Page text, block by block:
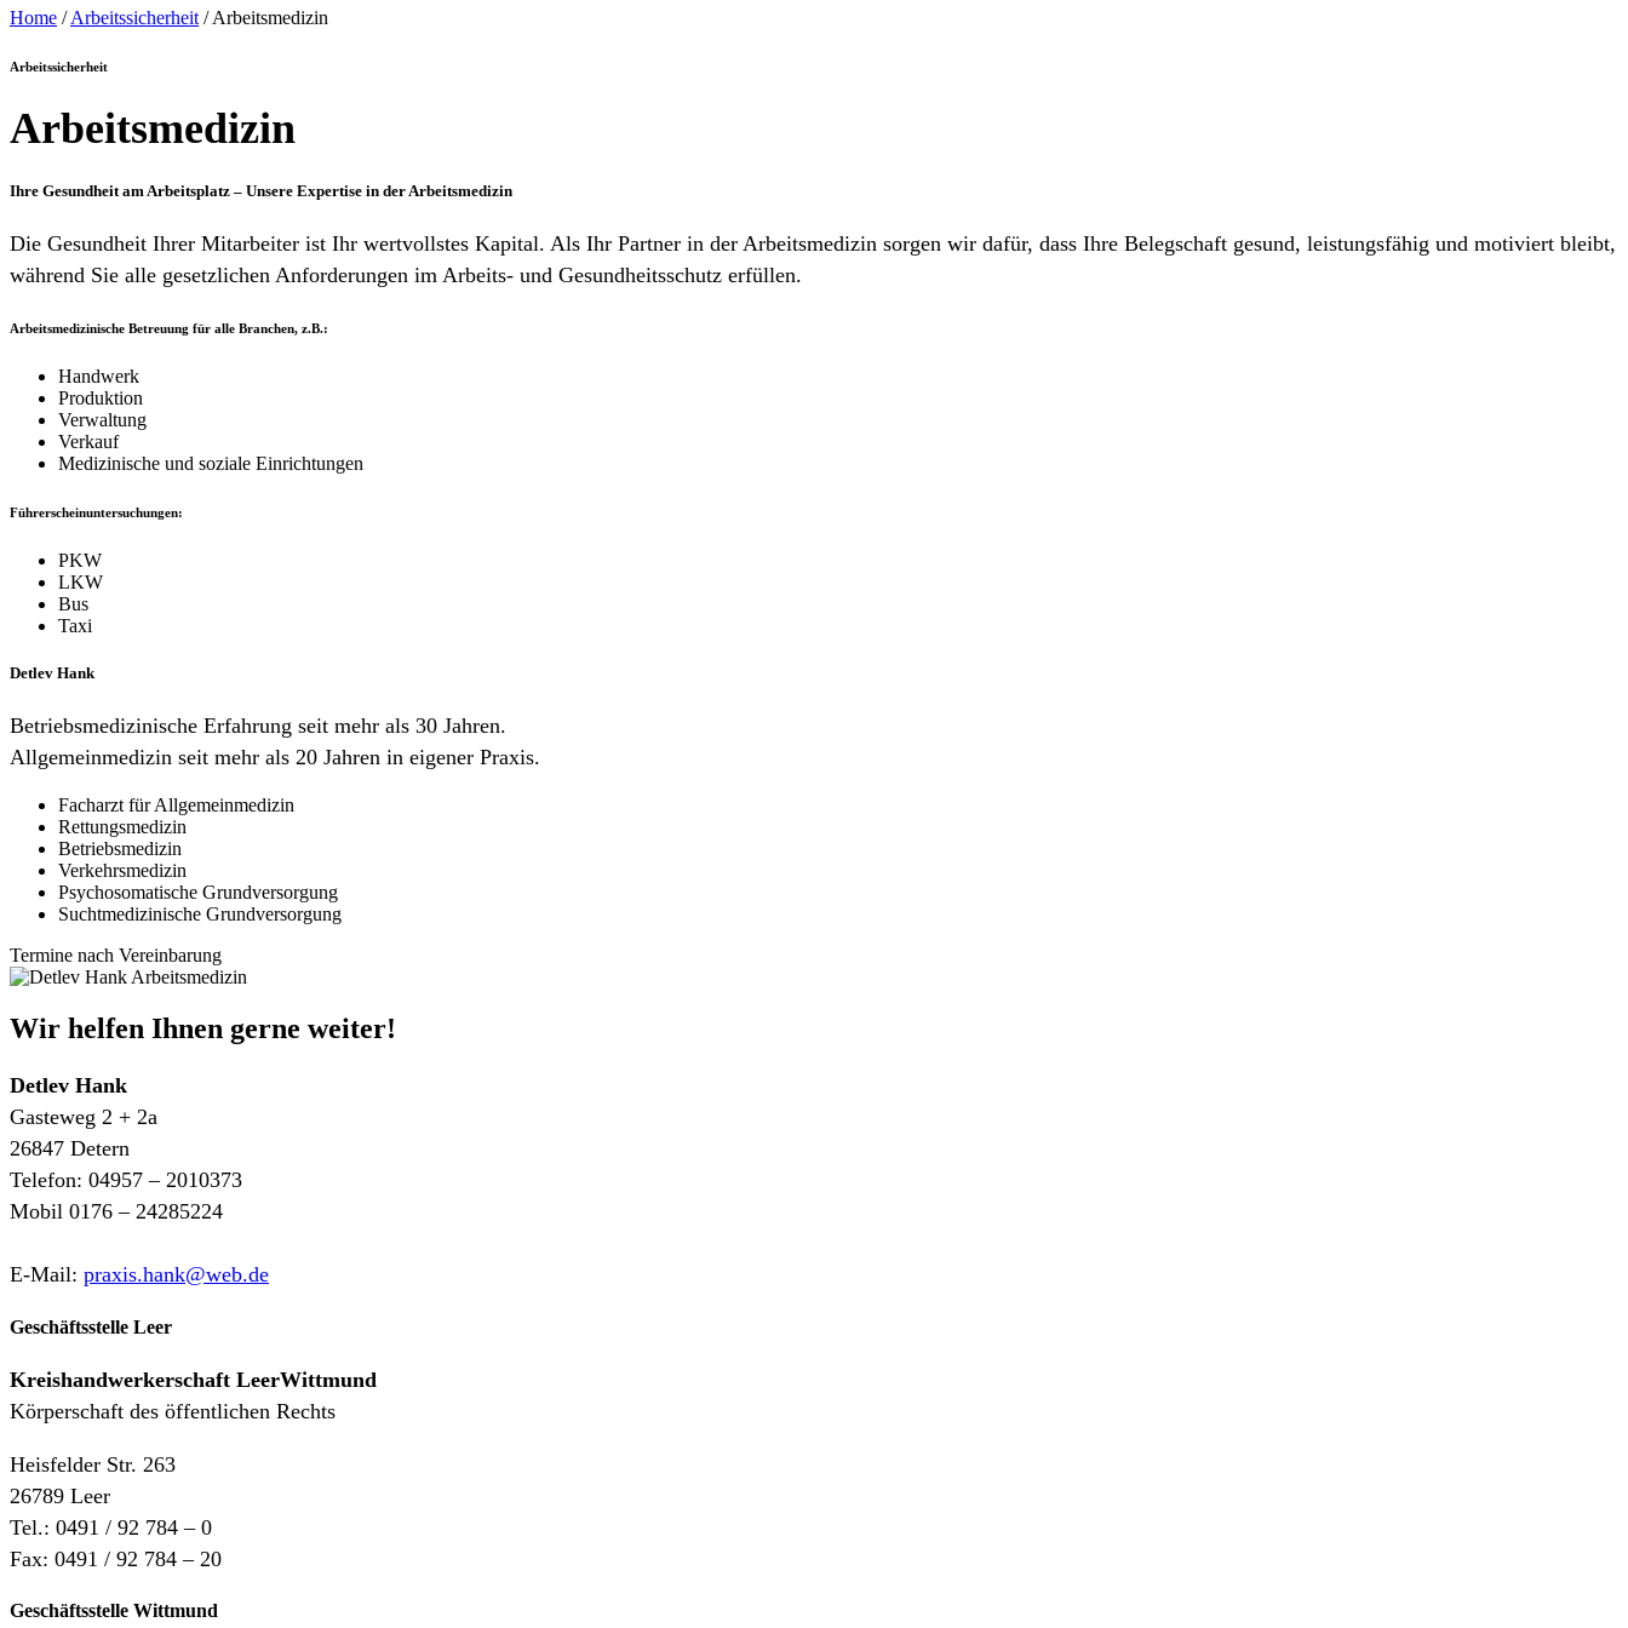
Home / Arbeitssicherheit / Arbeitsmedizin
Arbeitssicherheit
Arbeitsmedizin
Ihre Gesundheit am Arbeitsplatz – Unsere Expertise in der Arbeitsmedizin
Die Gesundheit Ihrer Mitarbeiter ist Ihr wertvollstes Kapital. Als Ihr Partner in der Arbeitsmedizin sorgen wir dafür, dass Ihre Belegschaft gesund, leistungsfähig und motiviert bleibt,
während Sie alle gesetzlichen Anforderungen im Arbeits- und Gesundheitsschutz erfüllen.
Arbeitsmedizinische Betreuung für alle Branchen, z.B.:
Handwerk
Produktion
Verwaltung
Verkauf
Medizinische und soziale Einrichtungen
Führerscheinuntersuchungen:
PKW
LKW
Bus
Taxi
Detlev Hank
Betriebsmedizinische Erfahrung seit mehr als 30 Jahren.
Allgemeinmedizin seit mehr als 20 Jahren in eigener Praxis.
Facharzt für Allgemeinmedizin
Rettungsmedizin
Betriebsmedizin
Verkehrsmedizin
Psychosomatische Grundversorgung
Suchtmedizinische Grundversorgung
Termine nach Vereinbarung
Wir helfen Ihnen gerne weiter!
Detlev Hank
Gasteweg 2 + 2a
26847 Detern
Telefon: 04957 – 2010373
Mobil 0176 – 24285224
E-Mail: praxis.hank@web.de
Geschäftsstelle Leer
Kreishandwerkerschaft LeerWittmund
Körperschaft des öffentlichen Rechts
Heisfelder Str. 263
26789 Leer
Tel.: 0491 / 92 784 – 0
Fax: 0491 / 92 784 – 20
Geschäftsstelle Wittmund